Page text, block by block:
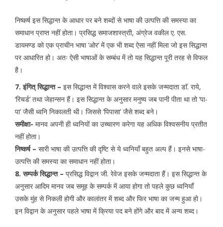
निष्कर्ष इस सिद्धान्त के आधार पर बने शब्दों से भाषा की उत्पत्ति की समस्या का
समाधान प्राप्त नहीं होता। प्रसिद्ध समाजशास्त्राी, अंग्रेज वकील ए. एस.
डायमण्ड को एक प्राचीन भाषा ‘ओर’ में एक भी शब्द ऐसा नहीं मिला जो इस सिद्धान्त
पर आधारित हो। अतः ऐसी भाषाओं के सम्बंध में तो यह सिद्धान्त पूरी तरह से विफल
है।
7. इंगित् सिद्धान्त – इस सिद्धान्त में विश्वास करने वाले इसके जन्मदाता डाॅ. राये,
‘रिचर्ड’ तथा जेहान्सन हैं। इस सिद्धान्त के अनुसार मनुष्य जब पानी पीता था तो ‘पा-
पा’ जैसी ध्वनि निकालती थी। जिससे ‘पिपासा’ जैसे शब्द बने।
समीक्षा- मानव अपनी ही ध्वनियों का उच्चारण करेगा यह अधिक विश्वसनीय प्रतीत
नहीं होता।
निष्कर्ष – सारी भाषा की उत्पत्ति की दृष्टि से ये ध्वनियाँ बहुत अल्प हैं। इनसे भाषा-
उत्पत्ति की समस्या का समाधान नहीं होता।
8. सम्पर्क सिद्धान्त – प्रसिद्ध विद्वान जी. रेवेज इसके जन्मदाता हैं। इस सिद्धान्त के
अनुसार आदिम मानव जब समूह के सम्पर्क में आया होगा तो पहले कुछ ध्वनियाँ
उसके मुंह से निकली होगी और कालांतर में शब्द और फिर भाषा का जन्म हुआ हो।
इन विद्वान के अनुसार पहले भाषा में क्रिया पद बने होंगे और बाद में अन्य शब्द।